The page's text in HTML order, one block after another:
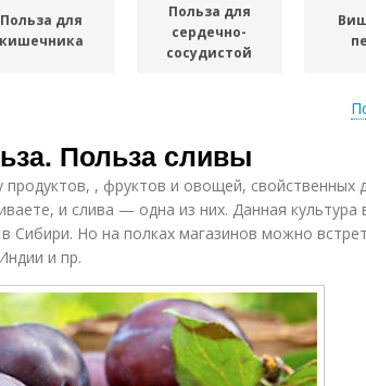
Польза для
кишечника
Польза для
сердечно-
сосудистой
печень
использования
на печень
Польза для
Польза сливы
, фруктов и овощей, свойственных
и слива — одна из них. Данная культура
Сибири. Но на полках магазинов можно
и пр.